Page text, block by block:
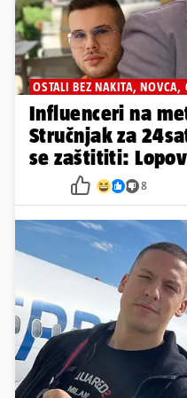
OSTALI BEZ NAKITA, NOVCA,
Influenceri na
Stručnjak za
se zaštititi:
8